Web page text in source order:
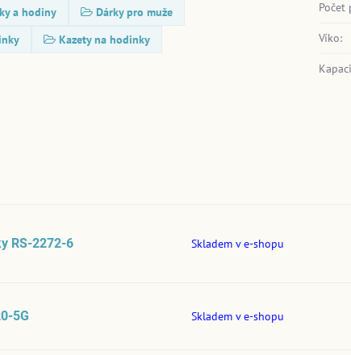
a hodiny
Dárky pro muže
Kazety na hodinky
Počet
Víko:
RS-2272-6 Skladem v e-shopu
5G Skladem v e-shopu